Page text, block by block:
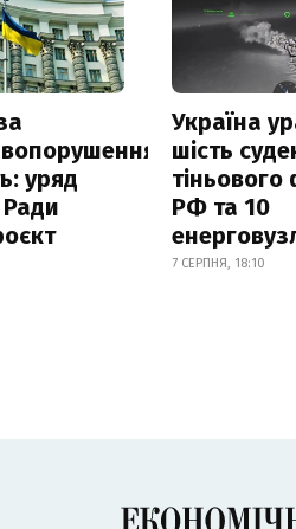
уряд
Україна
шість
тіньового
РФ та 10
7 СЕРПНЯ, 18:10